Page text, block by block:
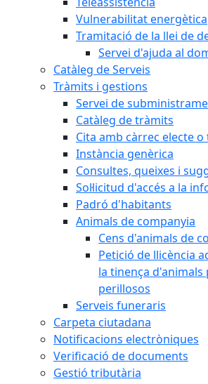
Vulnerabilitat energètica
Tramitació de la llei de
Servei d'ajuda al
Catàleg de Serveis
Tràmits i gestions
Servei de
Catàleg de tràmits
Cita amb càrrec electe
Instància genèrica
Consultes, queixes i
Sol·licitud d'accés a la
Padró d'habitants
Animals de companyia
Cens d'animals de
Petició de llicència
la tinença
perillosos
Serveis funeraris
Carpeta ciutadana
Notificacions electròniques
Verificació de documents
Gestió tributària